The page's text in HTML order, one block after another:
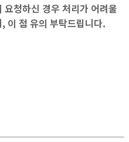
요청하신 경우 처리가 어려울
이 점 유의 부탁드립니다.